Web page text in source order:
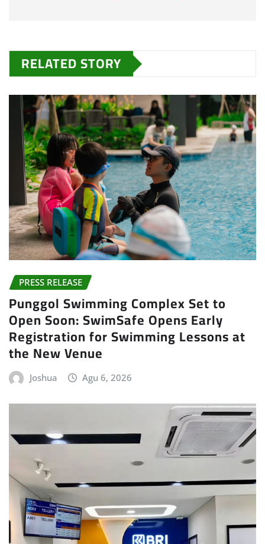
RELATED STORY
PRESS RELEASE
Punggol Swimming Complex Set to
Open Soon: SwimSafe Opens Early
Registration for Swimming Lessons at
the New Venue
Joshua Agu 6, 2026